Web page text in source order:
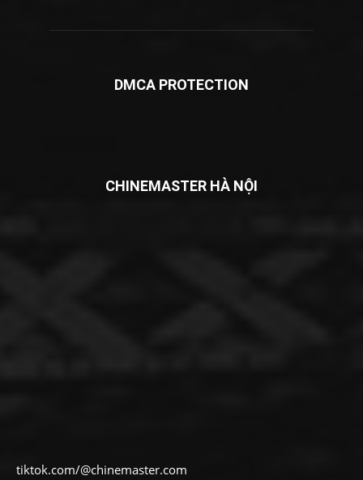
DMCA PROTECTION
CHINEMASTER HÀ NỘI
tiktok.com/@chinemaster.com